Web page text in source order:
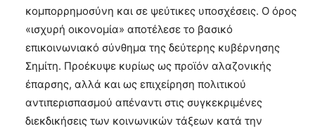
κομπορρημοσύνη και σε ψεύτικες υποσχέσεις. Ο όρος
«ισχυρή οικονομία» αποτέλεσε το βασικό
επικοινωνιακό σύνθημα της δεύτερης κυβέρνησης
Σημίτη. Προέκυψε κυρίως ως προϊόν αλαζονικής
έπαρσης, αλλά και ως επιχείρηση πολιτικού
αντιπερισπασμού απέναντι στις συγκεκριμένες
διεκδικήσεις των κοινωνικών τάξεων κατά την